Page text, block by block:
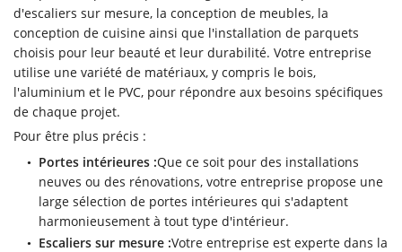
Accueil
intérieures
extérieures
réalisations
Vidéos
Avis
Contact
06 43 57 29
Restez
Inscription
d'escaliers sur mesure, la conception de meubles, la
conception de cuisine ainsi que l'installation de parquets
choisis pour leur beauté et leur durabilité. Votre entreprise
utilise une variété de matériaux, y compris le bois,
l'aluminium et le PVC, pour répondre aux besoins spécifiques
de chaque projet.
Pour être plus précis :
Portes intérieures :Que ce soit pour des installations
neuves ou des rénovations, votre entreprise propose une
large sélection de portes intérieures qui s'adaptent
harmonieusement à tout type d'intérieur.
Escaliers sur mesure :Votre entreprise est experte dans la